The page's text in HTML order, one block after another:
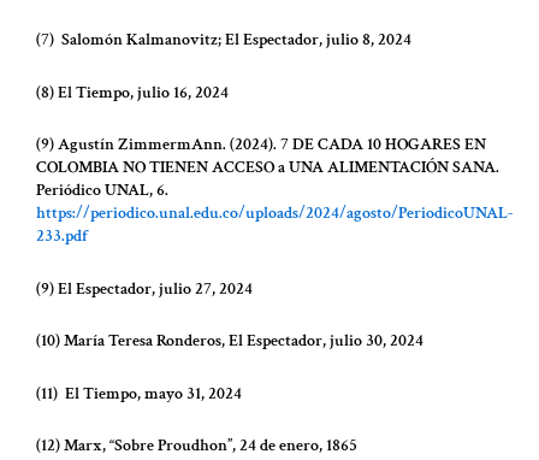
(7) Salomón Kalmanovitz; El Espectador, julio 8, 2024
(8) El Tiempo, julio 16, 2024
(9) Agustín ZimmermAnn. (2024). 7 DE CADA 10 HOGARES EN
COLOMBIA NO TIENEN ACCESO a UNA ALIMENTACIÓN SANA.
Periódico UNAL, 6.
https://periodico.unal.edu.co/uploads/2024/agosto/PeriodicoUNAL-
233.pdf
(9) El Espectador, julio 27, 2024
(10) María Teresa Ronderos, El Espectador, julio 30, 2024
(11) El Tiempo, mayo 31, 2024
(12) Marx, “Sobre Proudhon”, 24 de enero, 1865